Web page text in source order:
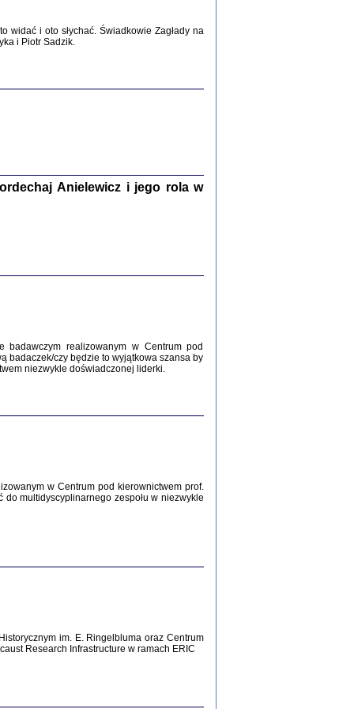
opatrzyła Barbara Engelking i Havi Dreifuss
Zagłada Żydów.
MAMY WSPANIAŁE ...
POSIADAĆ DOM POD ZIEMIĄ ...
z Zagłady w okolicach Dąbrowy
widać i oto słychać. Świadkowie Zagłady na
i Piotr Sadzik.
Anielewicz i jego rola w
badawczym realizowanym w Centrum pod
badaczek/czy będzie to wyjątkowa szansa by
niezwykle doświadczonej liderki.
w Centrum pod kierownictwem prof.
do multidyscyplinarnego zespołu w niezwykle
im. E. Ringelbluma oraz Centrum
Research Infrastructure w ramach ERIC